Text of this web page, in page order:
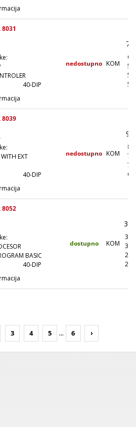
8031
40-DIP
nedostupno KOM
8039
EXT
40-DIP
nedostupno KOM
8052
BASIC
40-DIP
dostupno KOM
3 4 5 ... 6 ›